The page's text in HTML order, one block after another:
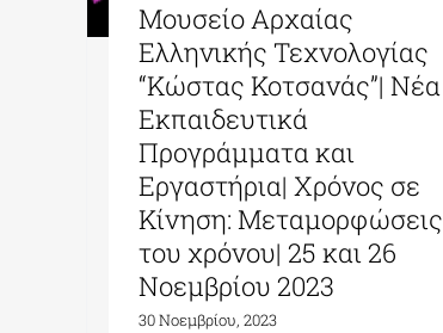
Μουσείο Αρχαίας
Ελληνικής Τεχνολογίας
“Κώστας Κοτσανάς”| Νέα
Εκπαιδευτικά
Προγράμματα και
Εργαστήρια| Xρόνος σε
Κίνηση: Μεταμορφώσεις
του χρόνου| 25 και 26
Νοεμβρίου 2023
30 Νοεμβρίου, 2023